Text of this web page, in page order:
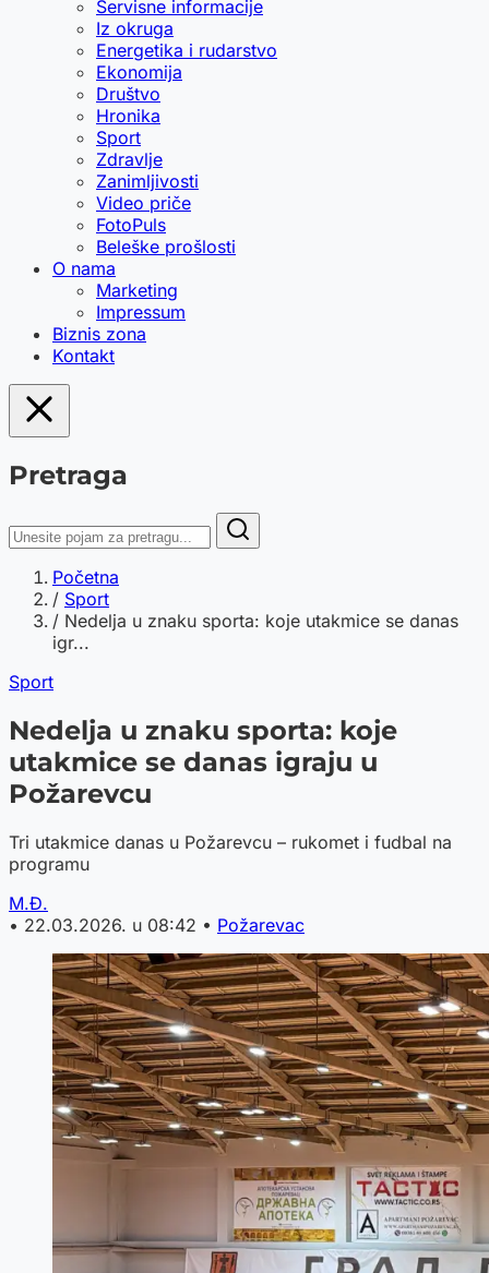
Servisne informacije
Iz okruga
Energetika i rudarstvo
Ekonomija
Društvo
Hronika
Sport
Zdravlje
Zanimljivosti
Video priče
FotoPuls
Beleške prošlosti
O nama
Marketing
Impressum
Biznis zona
Kontakt
Pretraga
Početna
/ Sport
/ Nedelja u znaku sporta: koje utakmice se danas
igr...
Sport
Nedelja u znaku sporta: koje
utakmice se danas igraju u
Požarevcu
Tri utakmice danas u Požarevcu – rukomet i fudbal na
programu
M.Đ.
• 22.03.2026. u 08:42 • Požarevac